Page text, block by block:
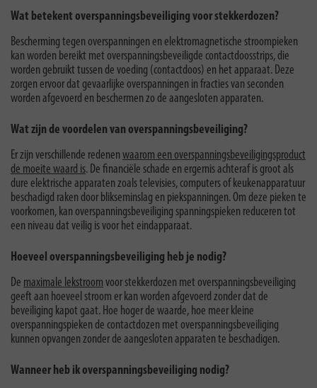
Wat betekent overspanningsbeveiliging voor stekkerdozen?
Bescherming tegen overspanningen en elektromagnetische stroompieken
kan worden bereikt met overspanningsbeveiligde contactdoosstrips, die
worden gebruikt tussen de voeding (contactdoos) en het apparaat. Deze
zorgen ervoor dat gevaarlijke overspanningen in fracties van seconden
worden afgevoerd en beschermen zo de aangesloten apparaten.
Wat zijn de voordelen van overspanningsbeveiliging?
Er zijn verschillende redenen waarom een overspanningsbeveiligingsproduct
de moeite waard is. De financiële schade en ergernis achteraf is groot als
dure elektrische apparaten zoals televisies, computers of keukenapparatuur
beschadigd raken door blikseminslag en piekspanningen. Om deze pieken te
voorkomen, kan overspanningsbeveiliging spanningspieken reduceren tot
een niveau dat veilig is voor het eindapparaat.
Hoeveel overspanningsbeveiliging heb je nodig?
De maximale lekstroom voor stekkerdozen met overspanningsbeveiliging
geeft aan hoeveel stroom er kan worden afgevoerd zonder dat de
beveiliging kapot gaat. Hoe hoger de waarde, hoe meer kleine
overspanningspieken de contactdozen met overspanningsbeveiliging
kunnen opvangen zonder de aangesloten apparaten te beschadigen.
Wanneer heb ik overspanningsbeveiliging nodig?